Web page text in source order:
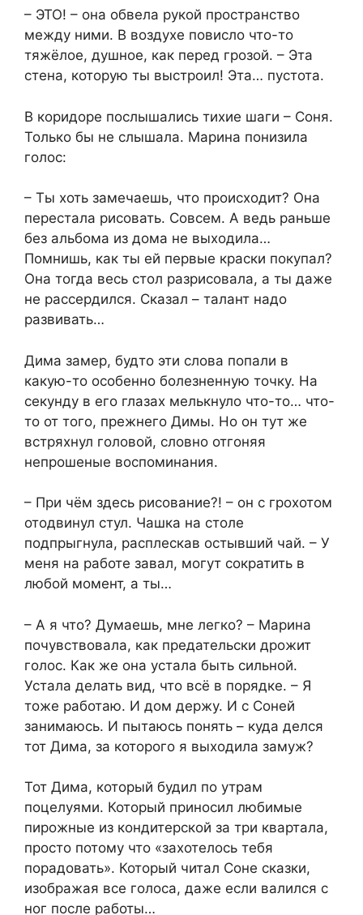
– ЭТО! – она обвела рукой пространство
между ними. В воздухе повисло что-то
тяжёлое, душное, как перед грозой. – Эта
стена, которую ты выстроил! Эта… пустота.
В коридоре послышались тихие шаги – Соня.
Только бы не слышала. Марина понизила
голос:
– Ты хоть замечаешь, что происходит? Она
перестала рисовать. Совсем. А ведь раньше
без альбома из дома не выходила…
Помнишь, как ты ей первые краски покупал?
Она тогда весь стол разрисовала, а ты даже
не рассердился. Сказал – талант надо
развивать…
Дима замер, будто эти слова попали в
какую-то особенно болезненную точку. На
секунду в его глазах мелькнуло что-то… что-
то от того, прежнего Димы. Но он тут же
встряхнул головой, словно отгоняя
непрошеные воспоминания.
– При чём здесь рисование?! – он с грохотом
отодвинул стул. Чашка на столе
подпрыгнула, расплескав остывший чай. – У
меня на работе завал, могут сократить в
любой момент, а ты…
– А я что? Думаешь, мне легко? – Марина
почувствовала, как предательски дрожит
голос. Как же она устала быть сильной.
Устала делать вид, что всё в порядке. – Я
тоже работаю. И дом держу. И с Соней
занимаюсь. И пытаюсь понять – куда делся
тот Дима, за которого я выходила замуж?
Тот Дима, который будил по утрам
поцелуями. Который приносил любимые
пирожные из кондитерской за три квартала,
просто потому что «захотелось тебя
порадовать». Который читал Соне сказки,
изображая все голоса, даже если валился с
ног после работы…